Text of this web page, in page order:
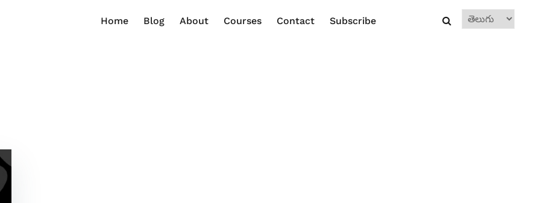
Home Blog About Courses Contact Subscribe
Choose
a